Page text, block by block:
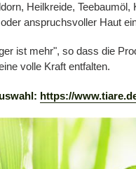
Heilkreide,
anspruchsvoller Haut
ist mehr", so dass die
volle Kraft entfalten.
https://